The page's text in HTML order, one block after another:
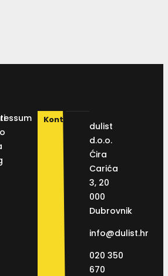
Kontakt
dulist
d.o.o.
Ćira
Carića
3, 20
000
Dubrovnik
info@dulist.hr
020 350
670